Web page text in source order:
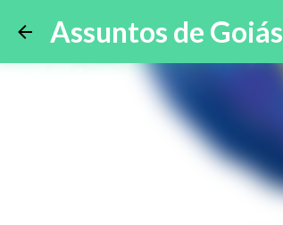
Assuntos de Goiás